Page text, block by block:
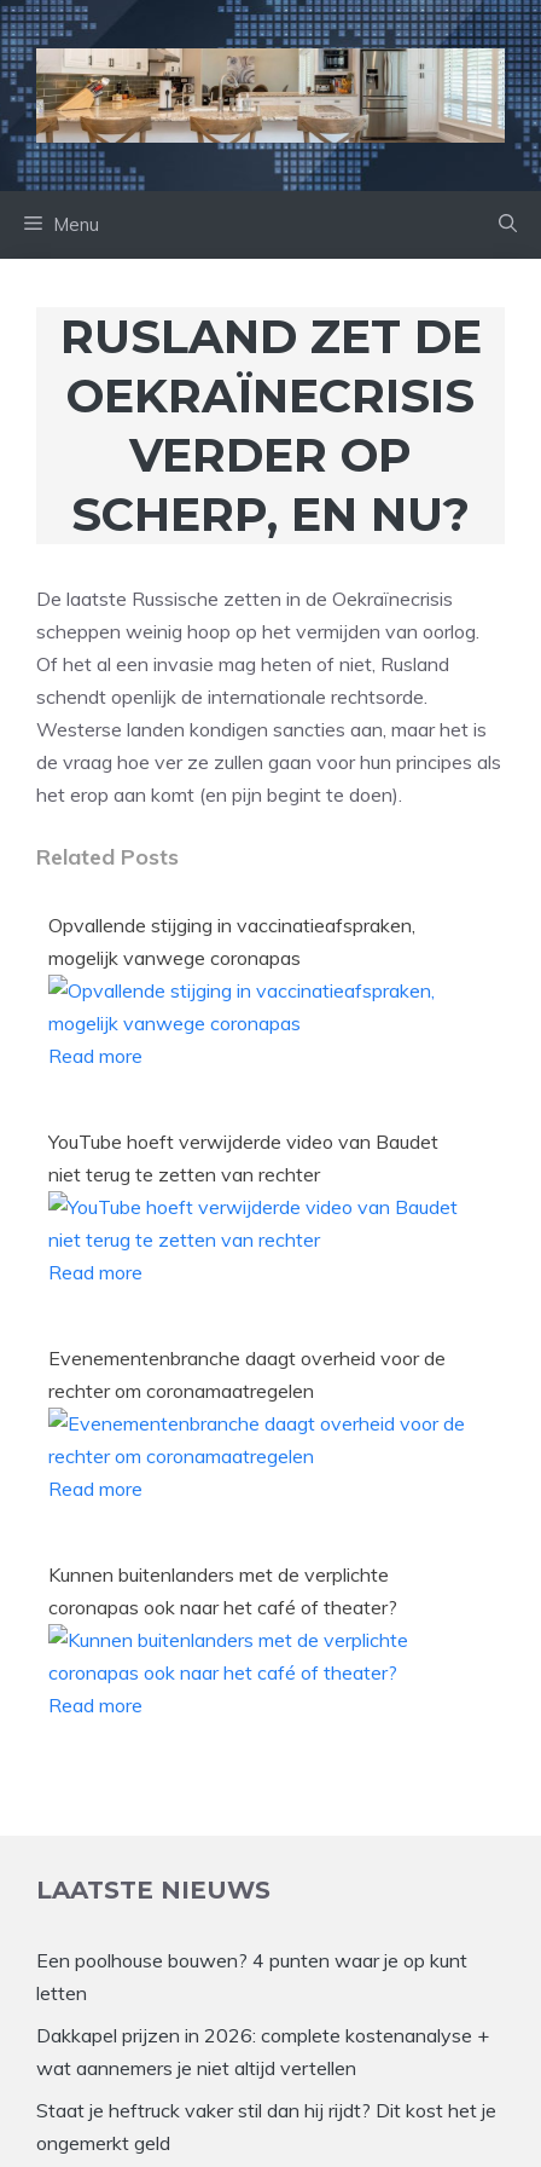
Ga
naar
de
inhoud
Menu
RUSLAND ZET DE
OEKRAÏNECRISIS
VERDER OP
SCHERP, EN NU?
De laatste Russische zetten in de Oekraïnecrisis
scheppen weinig hoop op het vermijden van oorlog.
Of het al een invasie mag heten of niet, Rusland
schendt openlijk de internationale rechtsorde.
Westerse landen kondigen sancties aan, maar het is
de vraag hoe ver ze zullen gaan voor hun principes als
het erop aan komt (en pijn begint te doen).
Related Posts
Opvallende stijging in vaccinatieafspraken,
mogelijk vanwege coronapas
Read more
YouTube hoeft verwijderde video van Baudet
niet terug te zetten van rechter
Read more
Evenementenbranche daagt overheid voor de
rechter om coronamaatregelen
Read more
Kunnen buitenlanders met de verplichte
coronapas ook naar het café of theater?
Read more
LAATSTE NIEUWS
Een poolhouse bouwen? 4 punten waar je op kunt
letten
Dakkapel prijzen in 2026: complete kostenanalyse +
wat aannemers je niet altijd vertellen
Staat je heftruck vaker stil dan hij rijdt? Dit kost het je
ongemerkt geld